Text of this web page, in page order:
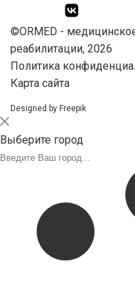
©ORMED -
реабилитации, 2026
Политика
Карта сайта
Designed by Freepik
Выберите город